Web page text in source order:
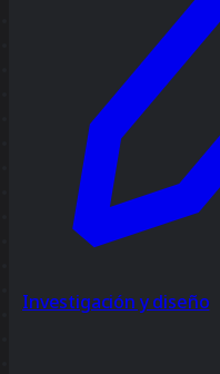
Investigación y diseño